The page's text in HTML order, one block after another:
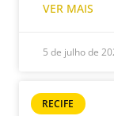
VER MAIS
5 de julho de
RECIFE